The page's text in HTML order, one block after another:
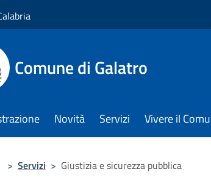
Comune di Galatro
Novità Servizi Vivere il
> Servizi > Giustizia e sicurezza pubblica